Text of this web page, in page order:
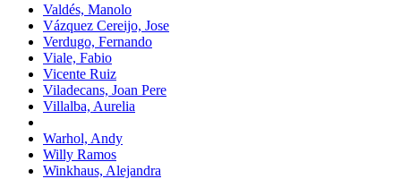
Valdés, Manolo
Vázquez Cereijo, Jose
Verdugo, Fernando
Viale, Fabio
Vicente Ruiz
Viladecans, Joan Pere
Villalba, Aurelia
Warhol, Andy
Willy Ramos
Winkhaus, Alejandra